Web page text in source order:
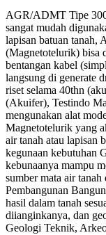
AGR/ADMT Tipe
sangat mudah
lapisan batuan tanah,
(Magnetotelurik) bisa
bentangan kabel
langsung di generate
riset selama 40thn
(Akuifer), Testindo
mengunakan alat
Magnetotelurik yang
air tanah atau lapisan
kegunaan kebutuhan
kebunaanya mampu
sumber mata air
Pembangunan
hasil dalam tanah
diianginkanya, dan
Geologi Teknik,